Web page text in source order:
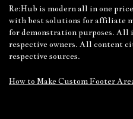
Re:Hub is modern all in one
with best solutions for affiliate
for demonstration purposes. All
respective owners. All content
respective sources.
How to Make Custom Footer